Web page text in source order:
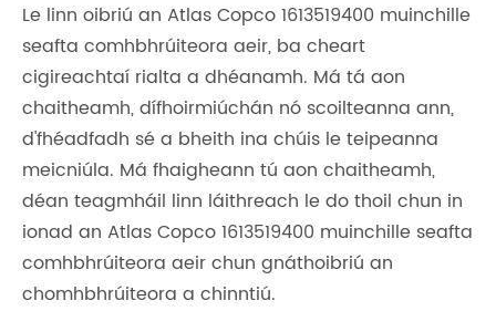
Le linn oibriú an Atlas Copco 1613519400 muinchille
seafta comhbhrúiteora aeir, ba cheart
cigireachtaí rialta a dhéanamh. Má tá aon
chaitheamh, dífhoirmiúchán nó scoilteanna ann,
d'fhéadfadh sé a bheith ina chúis le teipeanna
meicniúla. Má fhaigheann tú aon chaitheamh,
déan teagmháil linn láithreach le do thoil chun in
ionad an Atlas Copco 1613519400 muinchille seafta
comhbhrúiteora aeir chun gnáthoibriú an
chomhbhrúiteora a chinntiú.